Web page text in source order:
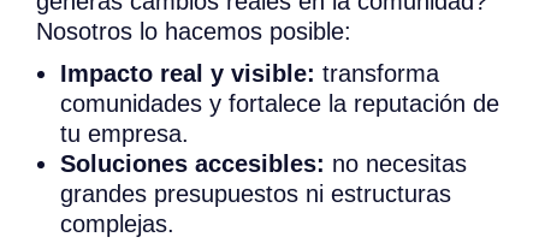
Nosotros lo hacemos posible:
Impacto real y visible: transforma
comunidades y fortalece la reputación de
tu empresa.
Soluciones accesibles: no necesitas
grandes presupuestos ni estructuras
complejas.